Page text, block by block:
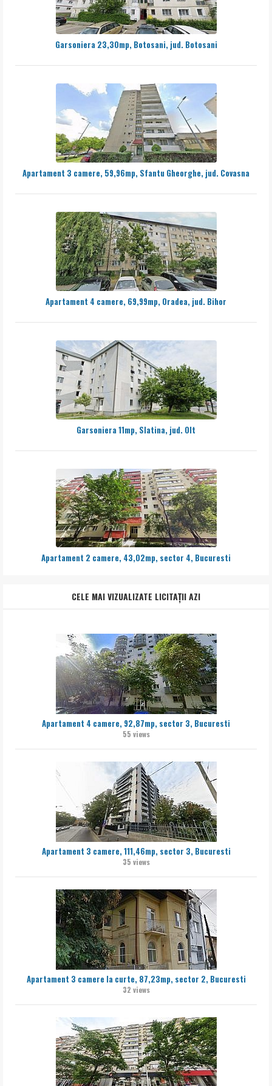
Garsoniera 23,30mp, Botosani, jud. Botosani
Apartament 3 camere, 59,96mp, Sfantu Gheorghe, jud. Covasna
Apartament 4 camere, 69,99mp, Oradea, jud. Bihor
Garsoniera 11mp, Slatina, jud. Olt
Apartament 2 camere, 43,02mp, sector 4, Bucuresti
CELE MAI VIZUALIZATE LICITAȚII AZI
Apartament 4 camere, 92,87mp, sector 3, Bucuresti
55 views
Apartament 3 camere, 111,46mp, sector 3, Bucuresti
35 views
Apartament 3 camere la curte, 87,23mp, sector 2, Bucuresti
32 views